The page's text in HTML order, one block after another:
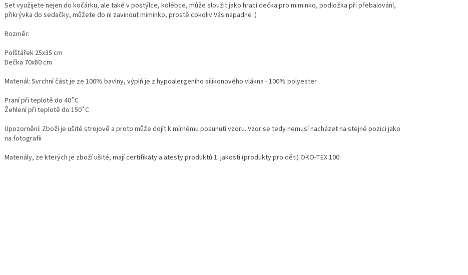
Set využijete nejen do kočárku, ale také v postýlce, kolébce, může sloužit jako hrací dečka pro miminko, podložka při přebalování,
přikrývka do sedačky, můžete do ni zavinout miminko, prostě cokoliv Vás napadne :)
Rozměr:
Polštářek 25x35 cm
Dečka 70x80 cm
Materiál: Svrchní část je ze 100% bavlny, výplň je z hypoalergeního silikonového vlákna - 100% polyester
Praní při teplotě do 40˚C
Žehlení při teplotě do 150˚C
Upozornění: Zboží je ušité strojově a proto může dojít k mírnému posunutí vzoru. Vzor se tedy nemusí nacházet na stejné pozici jako
na fotografii
Materiály, ze kterých je zboží ušité, mají certifikáty a atesty produktů 1. jakosti (produkty pro děti) OKO-TEX 100.